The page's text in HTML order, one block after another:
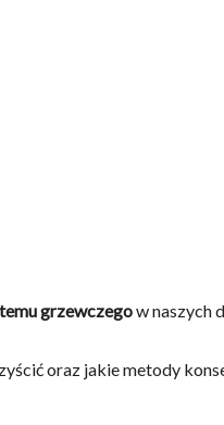
grzewczegow naszych
oraz jakie metody